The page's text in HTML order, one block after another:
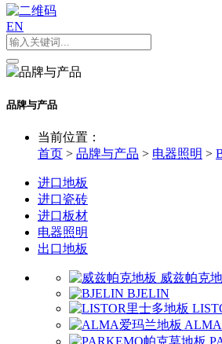
EN
品牌与产品
当前位置：
首页 > 品牌与产品 > 电器照明 >
进口地板
进口瓷砖
进口板材
电器照明
出口地板
威兹帕克
BJELIN